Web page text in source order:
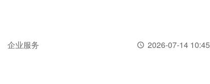
企业服务 2026-07-14 10:45